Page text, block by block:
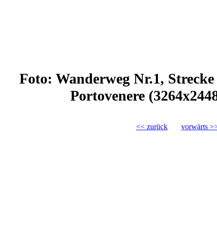
Foto: Wanderweg Nr.1,
Portovenere
<< zurück vorwärts